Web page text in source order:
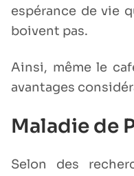
espérance de vie
boivent pas.
Ainsi, même le
avantages
Maladie de
Selon des